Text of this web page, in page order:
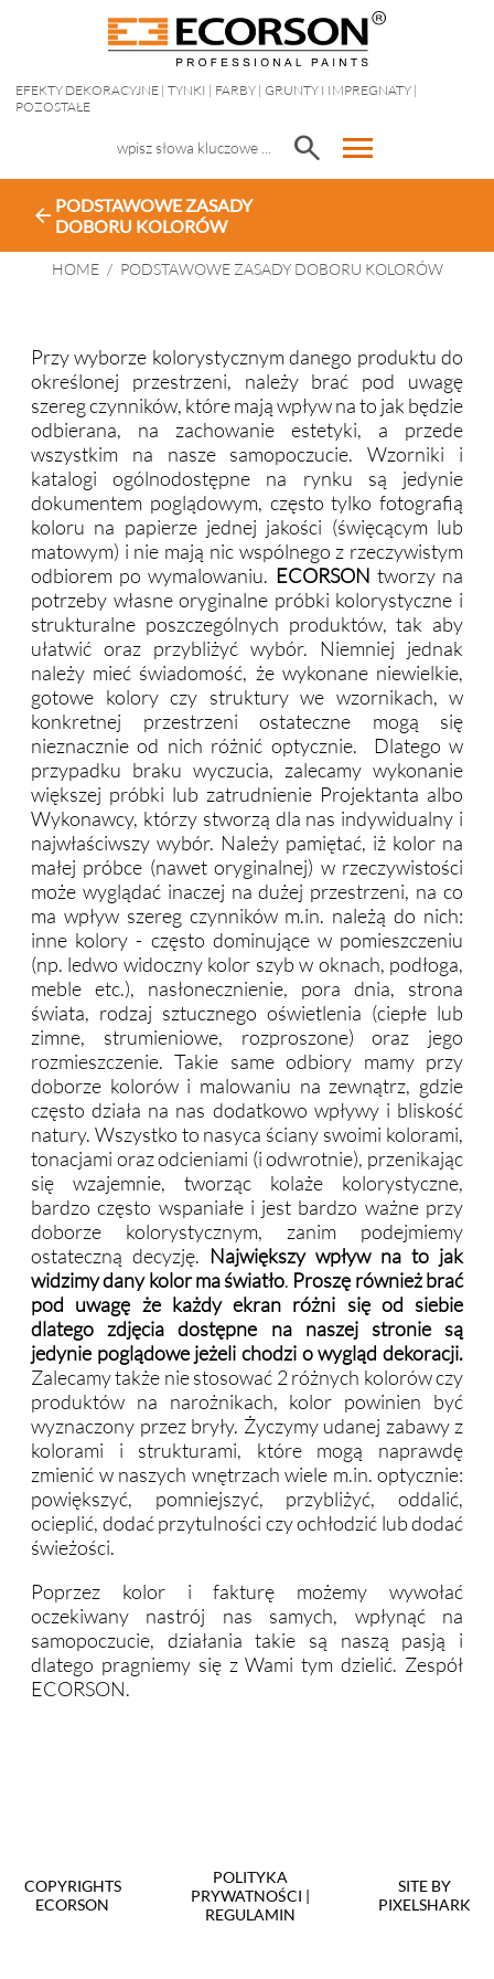
EFEKTY DEKORACYJNE | TYNKI | FARBY | GRUNTY I IMPREGNATY |
POZOSTAŁE
search menu
arrow_back PODSTAWOWE ZASADY
DOBORU KOLORÓW
HOME / PODSTAWOWE ZASADY DOBORU KOLORÓW
Przy wyborze kolorystycznym danego produktu do
określonej przestrzeni, należy brać pod uwagę
szereg czynników, które mają wpływ na to jak będzie
odbierana, na zachowanie estetyki, a przede
wszystkim na nasze samopoczucie. Wzorniki i
katalogi ogólnodostępne na rynku są jedynie
dokumentem poglądowym, często tylko fotografią
koloru na papierze jednej jakości (święcącym lub
matowym) i nie mają nic wspólnego z rzeczywistym
odbiorem po wymalowaniu. ECORSON tworzy na
potrzeby własne oryginalne próbki kolorystyczne i
strukturalne poszczególnych produktów, tak aby
ułatwić oraz przybliżyć wybór. Niemniej jednak
należy mieć świadomość, że wykonane niewielkie,
gotowe kolory czy struktury we wzornikach, w
konkretnej przestrzeni ostateczne mogą się
nieznacznie od nich różnić optycznie. Dlatego w
przypadku braku wyczucia, zalecamy wykonanie
większej próbki lub zatrudnienie Projektanta albo
Wykonawcy, którzy stworzą dla nas indywidualny i
najwłaściwszy wybór. Należy pamiętać, iż kolor na
małej próbce (nawet oryginalnej) w rzeczywistości
może wyglądać inaczej na dużej przestrzeni, na co
ma wpływ szereg czynników m.in. należą do nich:
inne kolory - często dominujące w pomieszczeniu
(np. ledwo widoczny kolor szyb w oknach, podłoga,
meble etc.), nasłonecznienie, pora dnia, strona
świata, rodzaj sztucznego oświetlenia (ciepłe lub
zimne, strumieniowe, rozproszone) oraz jego
rozmieszczenie. Takie same odbiory mamy przy
doborze kolorów i malowaniu na zewnątrz, gdzie
często działa na nas dodatkowo wpływy i bliskość
natury. Wszystko to nasyca ściany swoimi kolorami,
tonacjami oraz odcieniami (i odwrotnie), przenikając
się wzajemnie, tworząc kolaże kolorystyczne,
bardzo często wspaniałe i jest bardzo ważne przy
doborze kolorystycznym, zanim podejmiemy
ostateczną decyzję. Największy wpływ na to jak
widzimy dany kolor ma światło. Proszę również brać
pod uwagę że każdy ekran różni się od siebie
dlatego zdjęcia dostępne na naszej stronie są
jedynie poglądowe jeżeli chodzi o wygląd dekoracji.
Zalecamy także nie stosować 2 różnych kolorów czy
produktów na narożnikach, kolor powinien być
wyznaczony przez bryły. Życzymy udanej zabawy z
kolorami i strukturami, które mogą naprawdę
zmienić w naszych wnętrzach wiele m.in. optycznie:
powiększyć, pomniejszyć, przybliżyć, oddalić,
ocieplić, dodać przytulności czy ochłodzić lub dodać
świeżości.
Poprzez kolor i fakturę możemy wywołać
oczekiwany nastrój nas samych, wpłynąć na
samopoczucie, działania takie są naszą pasją i
dlatego pragniemy się z Wami tym dzielić. Zespół
ECORSON.
COPYRIGHTS
ECORSON
POLITYKA
PRYWATNOŚCI |
REGULAMIN
SITE BY
PIXELSHARK